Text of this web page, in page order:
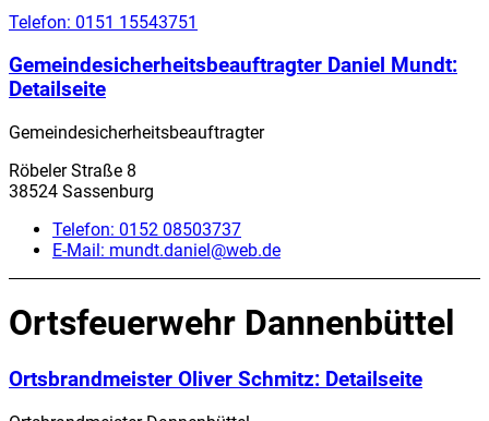
Telefon: 0151 15543751
Gemeindesicherheitsbeauftragter Daniel Mundt:
Detailseite
Gemeindesicherheitsbeauftragter
Röbeler Straße 8
38524 Sassenburg
Telefon: 0152 08503737
E-Mail: mundt.daniel@web.de
Ortsfeuerwehr Dannenbüttel
Ortsbrandmeister Oliver Schmitz: Detailseite